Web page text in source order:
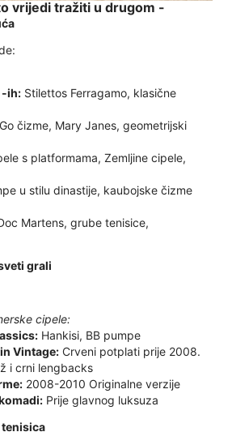
vrijedi tražiti u drugom -
-ih: Stilettos Ferragamo, klasične
čizme, Mary Janes, geometrijski
s platformama, Zemljine cipele,
u stilu dinastije, kaubojske čizme
Martens, grube tenisice,
grali
cipele:
Hankisi, BB pumpe
Vintage: Crveni potplati prije 2008.
i crni lengbacks
2008-2010 Originalne verzije
Prije glavnog luksuza